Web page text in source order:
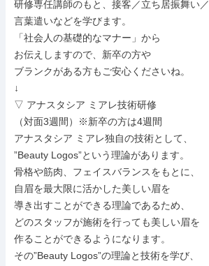
研修専任講師のもと、接客／立ち居振舞い／
言葉遣いなどを学びます。
「社会人の基礎的なマナー」から
お伝えしますので、新卒の方や
ブランクがある方もご安心くださいね。
↓
▽ アナスタシア ミアレ技術研修
（対面3週間）※新卒の方は4週間
アナスタシア ミアレ独自の技術として、
”Beauty Logos”という理論があります。
骨格や筋肉、フェイスバランスをもとに、
自眉を最大限に活かした美しい眉を
導き出すことができる理論であるため、
どのスタッフが施術を行っても美しい眉を
作ることができるようになります。
その”Beauty Logos”の理論と技術を学び、